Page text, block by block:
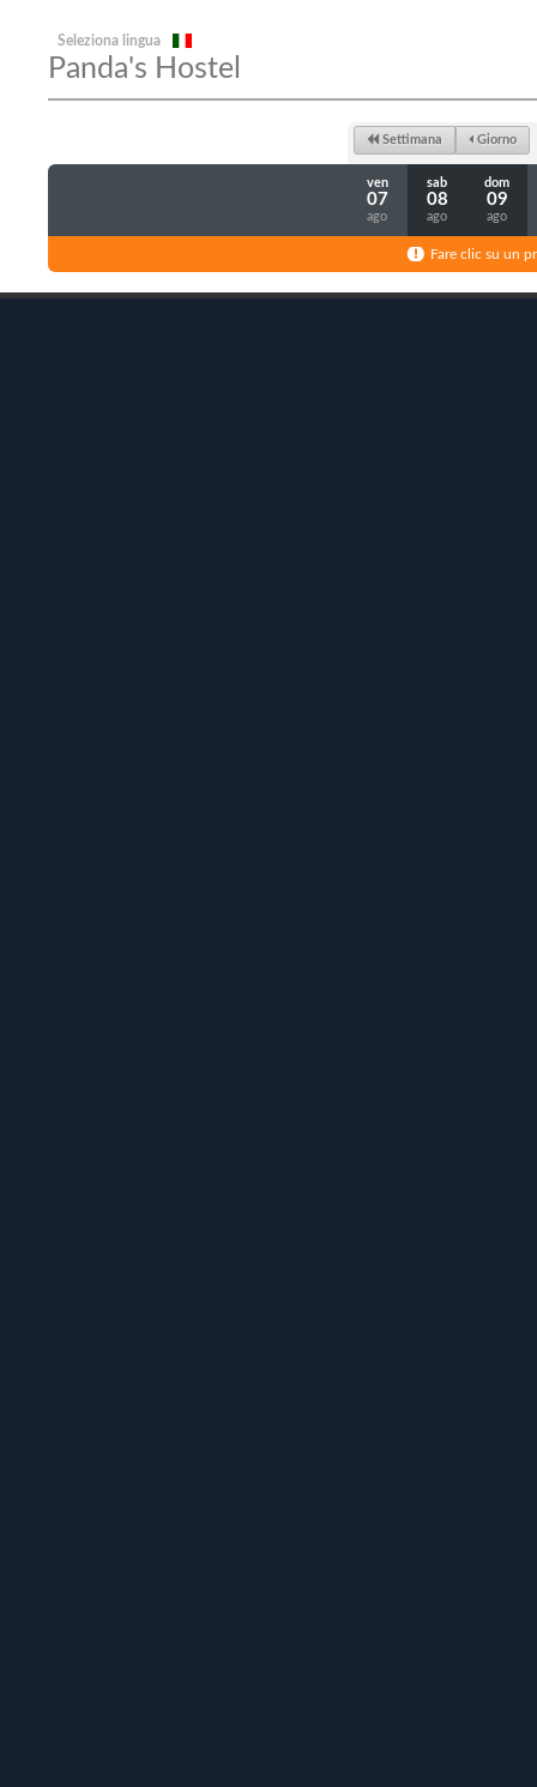
Seleziona lingua
Panda's Hostel
Settimana Giorno
ven
07
ago
sab
08
ago
dom
09
ago
Fare clic su un